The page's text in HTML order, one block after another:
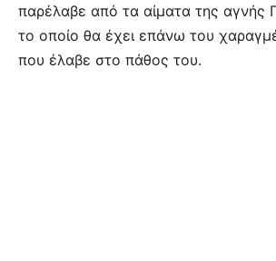
παρέλαβε από τα αίματα της αγνής
το οποίο θα έχει επάνω του
που έλαβε στο πάθος του.